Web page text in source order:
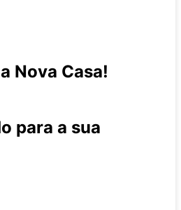
Nova Casa!
para a sua